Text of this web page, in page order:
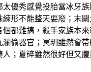
優秀感覺投胎當冰牙族
練形不能整天耍廢；末
個都難搞，殺手家族本
瀾偷器官；冥玥雖然會
；夏碎雖然很好但又